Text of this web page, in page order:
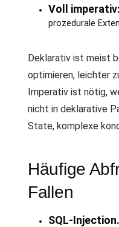
Voll imperativ:
prozedurale
Deklarativ ist meist
optimieren, leichter
Imperativ ist nötig,
nicht in deklarative
State, komplexe
Häufige
Fallen
SQL-Injection.